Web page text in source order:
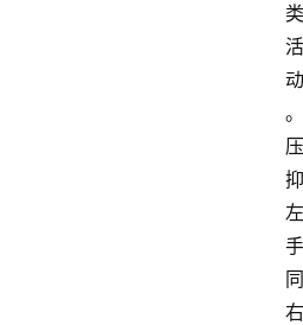
类
活
动
。
压
抑
左
手
同
右